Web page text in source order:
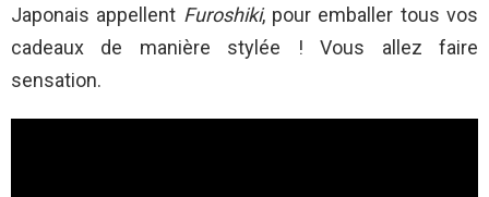
Japonais appellent Furoshiki, pour emballer tous vos
cadeaux de manière stylée ! Vous allez faire
sensation.